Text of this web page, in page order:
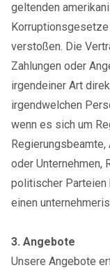
geltenden
verstoßen. Die
Zahlungen oder
irgendeiner Art
irgendwelchen
wenn es sich um
oder Unternehmen,
politischer Parteien
einen
3. Angebote
Unsere Angebote